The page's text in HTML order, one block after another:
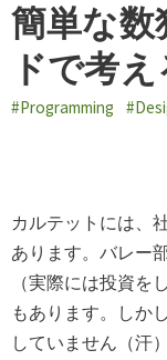
簡単な数
ドで考
#Programming
カルテットには、
あります。バレー
（実際には投資
もあります。しか
していません（汗